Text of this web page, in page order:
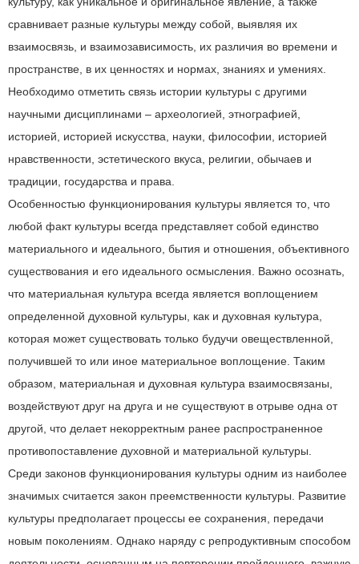
сравнивает разные культуры между собой, выявляя их
взаимосвязь, и взаимозависимость, их различия во времени и
пространстве, в их ценностях и нормах, знаниях и умениях.
Необходимо отметить связь истории культуры с другими
научными дисциплинами – археологией, этнографией,
историей, историей искусства, науки, философии, историей
нравственности, эстетического вкуса, религии, обычаев и
традиции, государства и права.
Особенностью функционирования культуры является то, что
любой факт культуры всегда представляет собой единство
материального и идеального, бытия и отношения, объективного
существования и его идеального осмысления. Важно осознать,
что материальная культура всегда является воплощением
определенной духовной культуры, как и духовная культура,
которая может существовать только будучи овеществленной,
получившей то или иное материальное воплощение. Таким
образом, материальная и духовная культура взаимосвязаны,
воздействуют друг на друга и не существуют в отрыве одна от
другой, что делает некорректным ранее распространенное
противопоставление духовной и материальной культуры.
Среди законов функционирования культуры одним из наиболее
значимых считается закон преемственности культуры. Развитие
культуры предполагает процессы ее сохранения, передачи
новым поколениям. Однако наряду с репродуктивным способом